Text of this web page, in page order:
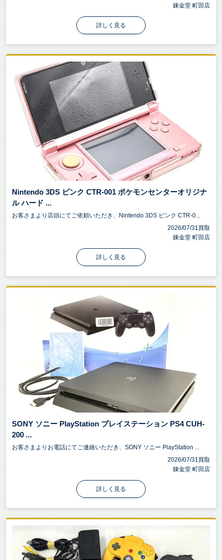
錬金堂 町田店
詳しく見る
Nintendo 3DS ピンク CTR-001 ポケモンセンターオリジナ
ル ハード ...
お客さまより店頭にてご依頼いただき、Nintendo 3DS ピンク CTR-0...
2026/07/31買取
錬金堂 町田店
詳しく見る
SONY ソニー PlayStation プレイステーション PS4 CUH-
200 ...
お客さまよりお電話にてご連絡いただき、SONY ソニー PlayStation ...
2026/07/31買取
錬金堂 町田店
詳しく見る